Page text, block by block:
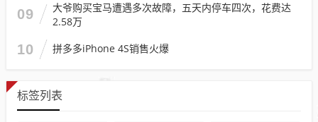
09
大爷购买宝马遭遇多次故障，五天内停车四次，花费达
2.58万
10 拼多多iPhone 4S销售火爆
标签列表